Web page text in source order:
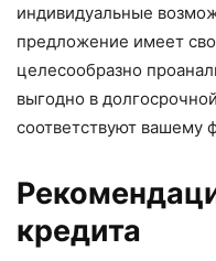
индивидуальные
предложение имеет
целесообразно
выгодно в
соответствуют вашему
кредита